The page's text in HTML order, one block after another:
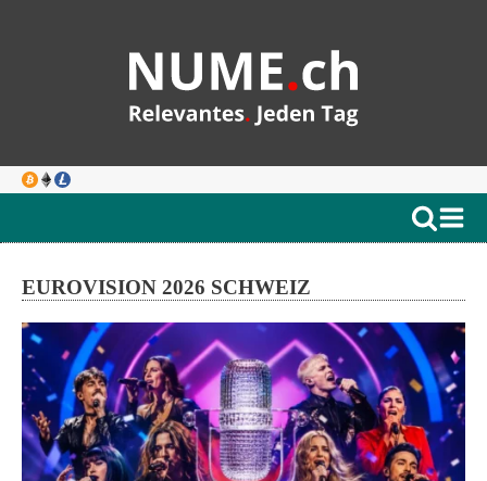
EUROVISION 2026 SCHWEIZ